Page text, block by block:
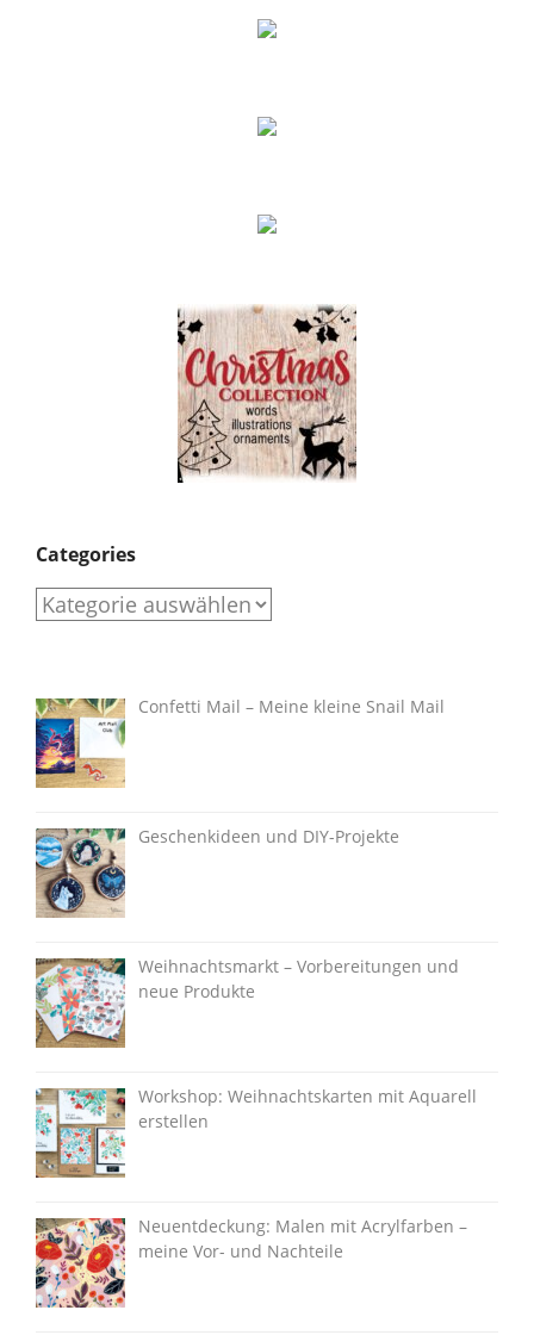
Categories
Categories
Confetti Mail – Meine kleine Snail Mail
Geschenkideen und DIY-Projekte
Weihnachtsmarkt – Vorbereitungen und
neue Produkte
Workshop: Weihnachtskarten mit Aquarell
erstellen
Neuentdeckung: Malen mit Acrylfarben –
meine Vor- und Nachteile